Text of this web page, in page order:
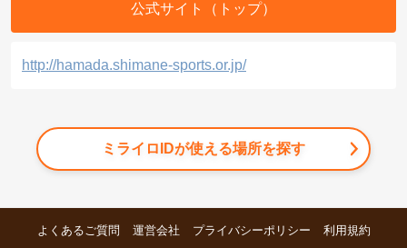
公式サイト（トップ）
http://hamada.shimane-sports.or.jp/
ミライロIDが使える場所を探す
よくあるご質問 運営会社 プライバシーポリシー 利用規約